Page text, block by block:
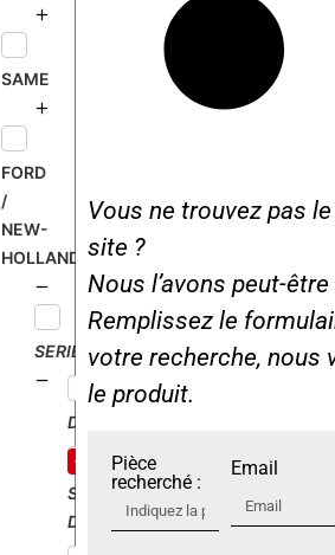
SAME
FORD
/
NEW-
HOLLAND
SERIE
DEXTA
SUPER
DEXTA
t
a
Vous ne trouvez pas
site ?
Nous l’avons peut-
Remplissez le
votre recherche, nous
le produit.
Pièce
recherché :
Email